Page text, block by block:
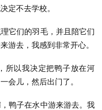
定不去学校。
它们的羽毛，并且陪它们
游去，我感到非常开心。
所以我决定把鸭子放在河
会儿，然后出门了。
鸭子在水中游来游去。我